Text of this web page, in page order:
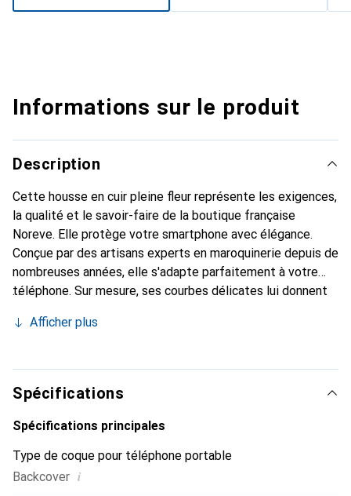
Informations sur le produit
Description
Cette housse en cuir pleine fleur représente les exigences,
la qualité et le savoir-faire de la boutique française
Noreve. Elle protège votre smartphone avec élégance.
Conçue par des artisans experts en maroquinerie depuis de
nombreuses années, elle s'adapte parfaitement à votre
téléphone. Sur mesure, ses courbes délicates lui donnent
et indispensable de votre smartphone. Reconnaître
marque Noreve est un choix sûr pour une clientèle
exigeante.
Afficher plus
Spécifications
Spécifications principales
Type de coque pour téléphone portable
Backcover i